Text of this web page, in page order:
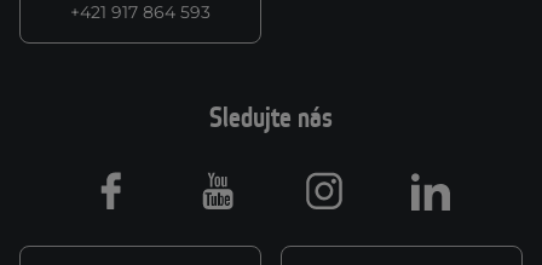
+421 917 864 593
Sledujte nás
Facebook Youtube Instagram LinkedIn